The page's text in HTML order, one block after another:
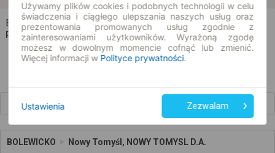
Bolewicko → Nowy Tomyśl
Rozkład jazdy i bilety
BOLEWICKO Nowy Tomyśl, NOWY TOMYSL D.A.
Używamy plików cookies i podobnych technologii w celu
świadczenia i ciągłego ulepszania naszych usług oraz
prezentowania promowanych usług zgodnie z
zainteresowaniami użytkowników. Wyrażoną zgodę
możesz w dowolnym momencie cofnąć lub zmienić.
Więcej informacji w Polityce prywatności.
Ustawienia Zezwalam